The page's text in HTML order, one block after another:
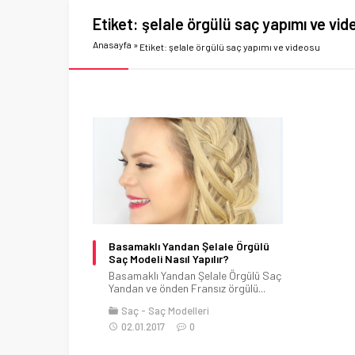
Etiket: şelale örgülü saç yapımı ve
Anasayfa » Etiket: şelale örgülü saç yapımı ve videosu
Basamaklı Yandan Şelale Örgülü
Saç Modeli Nasıl Yapılır?
Basamaklı Yandan Şelale Örgülü Saç
Yandan ve önden Fransız örgülü...
Saç
Saç Modelleri
02.01.2017
0